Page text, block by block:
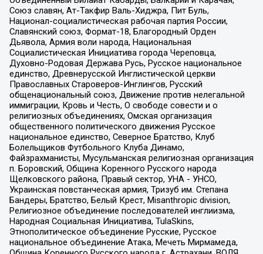
Союз славян, Ат-Такфир Валь-Хиджра, Пит Буль,
Национал-социалистическая рабочая партия России,
Славянский союз, Формат-18, Благородный Орден
Дьявола, Армия воли народа, Национальная
Социалистическая Инициатива города Череповца,
Духовно-Родовая Держава Русь, Русское национальное
единство, Древнерусской Инглистической церкви
Православных Староверов-Инглингов, Русский
общенациональный союз, Движение против нелегальной
иммиграции, Кровь и Честь, О свободе совести и о
религиозных объединениях, Омская организация
общественного политического движения Русское
национальное единство, Северное Братство, Клуб
Болельщиков Футбольного Клуба Динамо,
Файзрахманисты, Мусульманская религиозная организация
п. Боровский, Община Коренного Русского народа
Щелковского района, Правый сектор, УНА - УНСО,
Украинская повстанческая армия, Тризуб им. Степана
Бандеры, Братство, Белый Крест, Misanthropic division,
Религиозное объединение последователей инглиизма,
Народная Социальная Инициатива, TulaSkins,
Этнополитическое объединение Русские, Русское
национальное объединение Атака, Мечеть Мирмамеда,